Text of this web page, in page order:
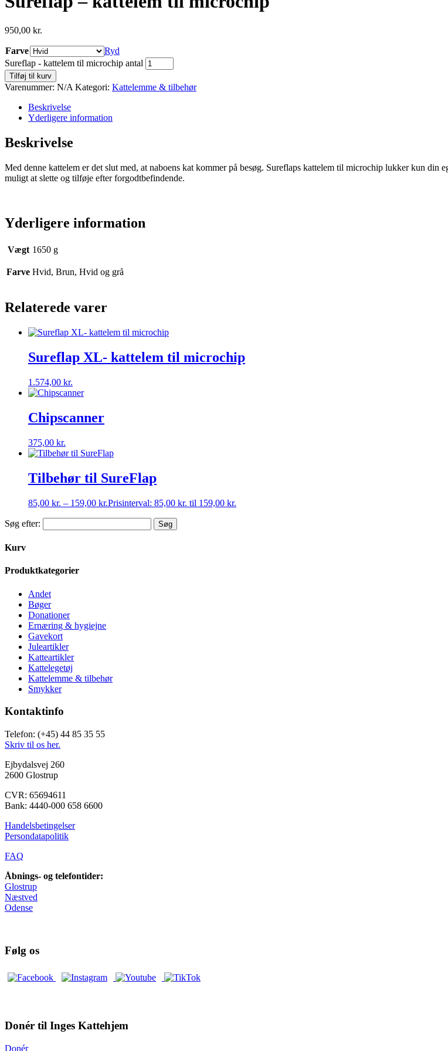
950,00 kr.
Farve
Ryd
Sureflap - kattelem til microchip antal
Tilføj til kurv
Varenummer: N/A Kategori: Kattelemme & tilbehør
Beskrivelse
Yderligere information
Beskrivelse
Med denne kattelem er det slut med, at naboens kat kommer på besøg. Sureflaps kattelem til microchip lukker kun
muligt at slette og tilføje efter forgodtbefindende.
Yderligere information
Vægt 1650 g
Farve Hvid, Brun, Hvid og grå
Relaterede varer
Sureflap XL- kattelem til microchip
1.574,00 kr.
Chipscanner
375,00 kr.
Tilbehør til SureFlap
85,00 kr. – 159,00 kr.Prisinterval: 85,00 kr. til 159,00 kr.
Søg efter:
Kurv
Produktkategorier
Andet
Bøger
Donationer
Ernæring & hygiejne
Gavekort
Juleartikler
Katteartikler
Kattelegetøj
Kattelemme & tilbehør
Smykker
Kontaktinfo
Telefon: (+45) 44 85 35 55
Skriv til os her.
Ejbydalsvej 260
2600 Glostrup
CVR: 65694611
Bank: 4440-000 658 6600
Handelsbetingelser
Persondatapolitik
FAQ
Åbnings- og telefontider:
Glostrup
Næstved
Odense
Følg os
Donér til Inges Kattehjem
Donér